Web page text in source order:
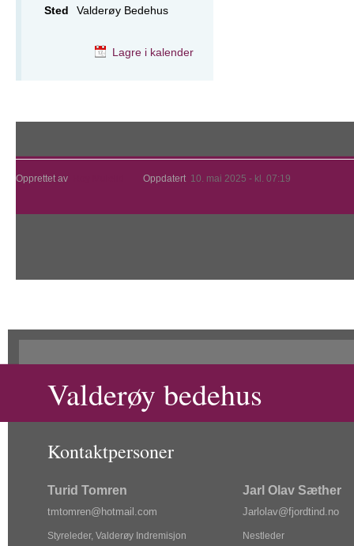
Sted Valderøy Bedehus
Lagre i kalender
Opprettet av Oppdatert 10. mai 2025 - kl. 07:19
Valderøy bedehus
Kontaktpersoner
Turid Tomren
tmtomren@hotmail.com
Styreleder, Valderøy Indremisjon
Jarl Olav Sæther
Jarlol av@fjordtind.no
Nestleder